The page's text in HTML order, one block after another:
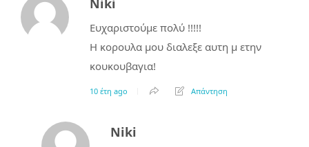
Ευχαριστούμε πολύ !!!!!
Η κορουλα μου διαλεξε αυτη μ ετην
κουκουβαγια!
10 έτη ago Απάντηση
Niki